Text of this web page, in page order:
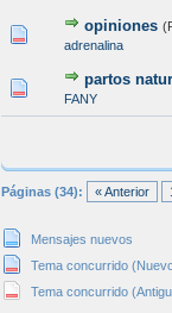
opiniones
adrenalina
0
partos
FANY
0
Páginas (34): « Anterior
Mensajes nuevos
Tema concurrido
Tema concurrido